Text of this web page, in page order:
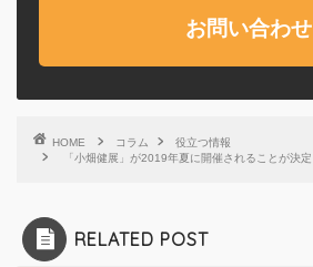
お問い合わせ
HOME コラム
役立つ情報
「小畑健展」が2019年夏に開催されることが決定
RELATED POST